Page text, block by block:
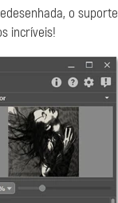
o suporte
incríveis!